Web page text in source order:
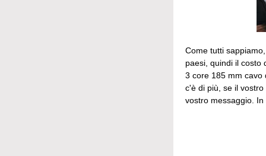
Come tutti
paesi, quindi il costo
3 core 185 mm cavo
c'è di più, se il
vostro messaggio.